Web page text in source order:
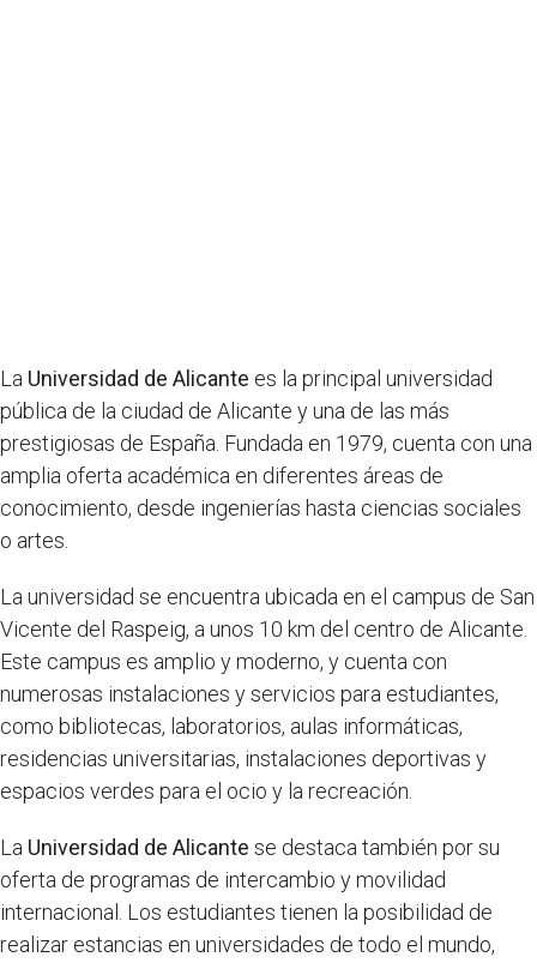
La Universidad de Alicante es la principal universidad
pública de la ciudad de Alicante y una de las más
prestigiosas de España. Fundada en 1979, cuenta con una
amplia oferta académica en diferentes áreas de
conocimiento, desde ingenierías hasta ciencias sociales
o artes.
La universidad se encuentra ubicada en el campus de San
Vicente del Raspeig, a unos 10 km del centro de Alicante.
Este campus es amplio y moderno, y cuenta con
numerosas instalaciones y servicios para estudiantes,
como bibliotecas, laboratorios, aulas informáticas,
residencias universitarias, instalaciones deportivas y
espacios verdes para el ocio y la recreación.
La Universidad de Alicante se destaca también por su
oferta de programas de intercambio y movilidad
internacional. Los estudiantes tienen la posibilidad de
realizar estancias en universidades de todo el mundo,